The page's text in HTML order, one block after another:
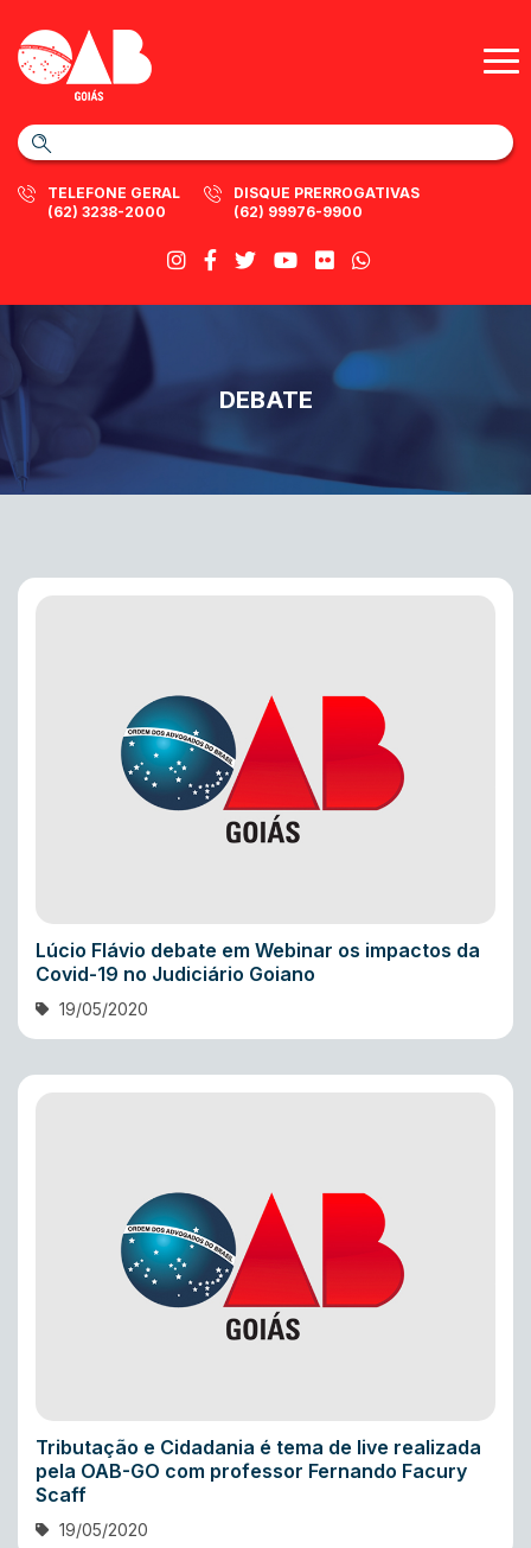
TELEFONE GERAL
(62) 3238-2000
DISQUE PRERROGATIVAS
(62) 99976-9900
DEBATE
Lúcio Flávio debate em Webinar os impactos da
Covid-19 no Judiciário Goiano
19/05/2020
Tributação e Cidadania é tema de live realizada
pela OAB-GO com professor Fernando Facury
Scaff
19/05/2020